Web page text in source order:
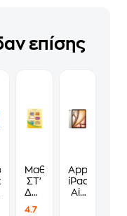
επίσης
Μαθηματικά
ΣΤ'
Δημοτικού
4.7
Apple
iPad
Air